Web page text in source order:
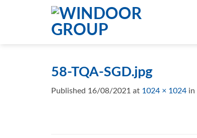
58-TQA-SGD.jpg
Published 16/08/2021 at 1024 × 1024 in